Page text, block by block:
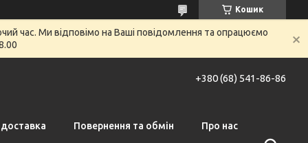
Кошик
час. Ми відповімо на Ваші повідомлення та опрацюємо
+380 (68) 541-86-86
Повернення та обмін Про нас